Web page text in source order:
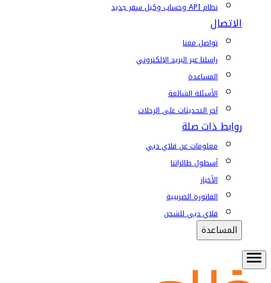
نظام API وحساب وكيل سفر جديد
الاتصال
تواصل معنا
راسلنا عبر البريد الإلكتروني
المساعدة
الأسئلة الشائعة
آخر التحديثات على الرحلات
روابط ذات صلة
معلومات عن فلاي دبي
أسطول طائراتنا
الأخبار
الفاتورة الضريبية
فلاي دبي للشحن
المساعدة